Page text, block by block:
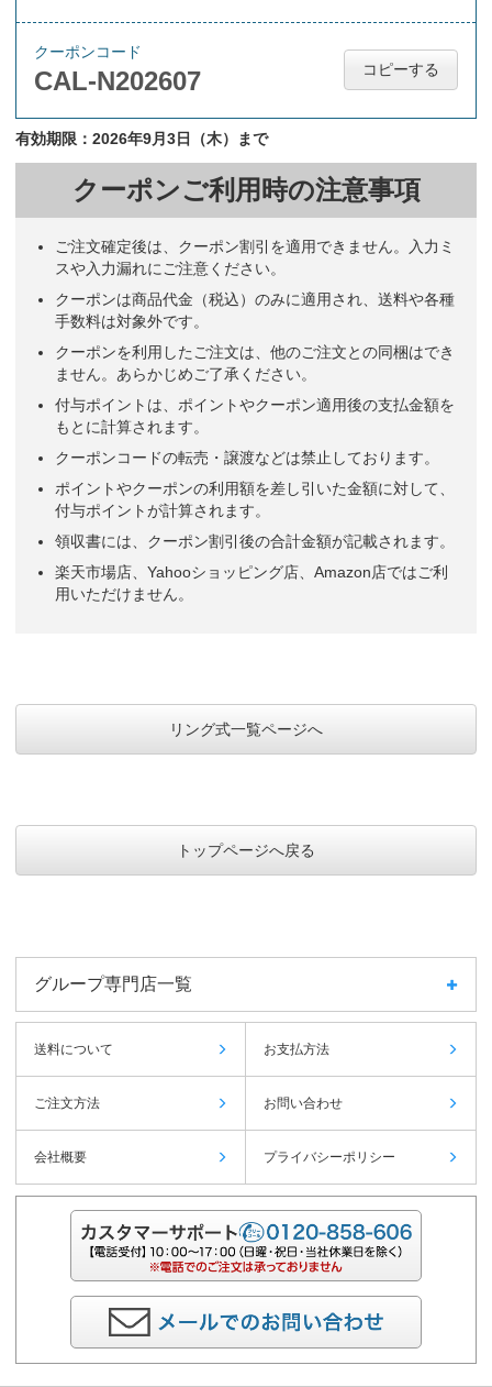
クーポンコード
CAL-N202607 コピーする
有効期限：2026年9月3日（木）まで
クーポンご利用時の注意事項
ご注文確定後は、クーポン割引を適用できません。入力ミ
スや入力漏れにご注意ください。
クーポンは商品代金（税込）のみに適用され、送料や各種
手数料は対象外です。
クーポンを利用したご注文は、他のご注文との同梱はでき
ません。あらかじめご了承ください。
付与ポイントは、ポイントやクーポン適用後の支払金額を
もとに計算されます。
クーポンコードの転売・譲渡などは禁止しております。
ポイントやクーポンの利用額を差し引いた金額に対して、
付与ポイントが計算されます。
領収書には、クーポン割引後の合計金額が記載されます。
楽天市場店、Yahooショッピング店、Amazon店ではご利
用いただけません。
リング式一覧ページへ
トップページへ戻る
グループ専門店一覧
送料について お支払方法
ご注文方法 お問い合わせ
会社概要 プライバシーポリシー